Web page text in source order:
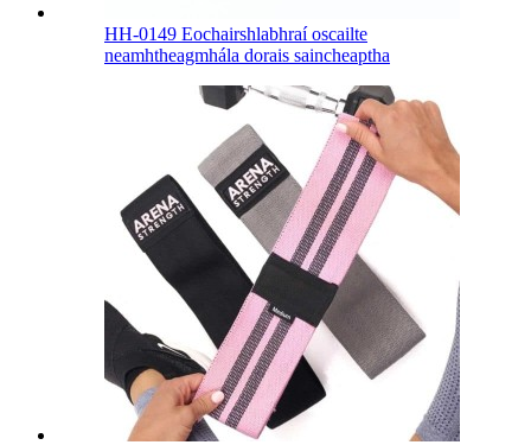
HH-0149 Eochairshlabhraí oscailte
neamhtheagmhála dorais saincheaptha